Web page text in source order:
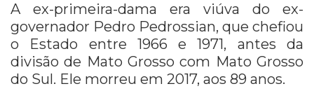
A ex-primeira-dama era viúva do ex-
governador Pedro Pedrossian, que chefiou
o Estado entre 1966 e 1971, antes da
divisão de Mato Grosso com Mato Grosso
do Sul. Ele morreu em 2017, aos 89 anos.